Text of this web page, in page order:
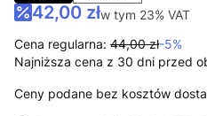
42,00 złw tym 23% VAT
w tym 23% VAT
Cena regularna: 44,00 zł-5%
Najniższa cena z 30 dni przed
Ceny podane bez kosztów